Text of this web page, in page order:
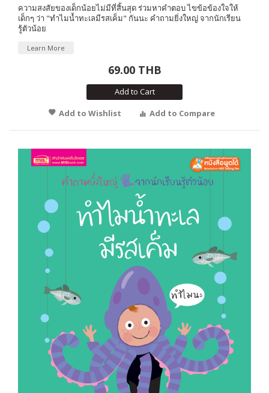
ความสงสัยของเด็กน้อยไม่มีที่สิ้นสุด ร่วมหาคำตอบ ไขข้อข้องใจให้
เด็กๆ ว่า "ทำไมน้ำทะเลมีรสเค็ม" กันนะ คำถามยิ่งใหญ่ จากนักเรียน
รู้ตัวน้อย
Learn More
69.00 THB
Add to Cart
Add to Wishlist
Add to Compare